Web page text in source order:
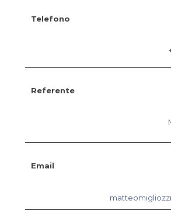
Telefono
Referente
Email